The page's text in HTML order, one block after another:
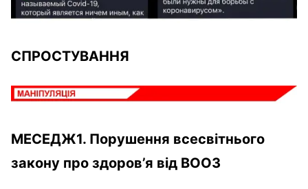
СПРОСТУВАННЯ
МЕСЕДЖ1. Порушення всесвітнього
закону про здоров’я від ВООЗ